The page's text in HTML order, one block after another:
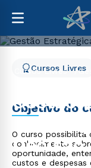
Cursos Livres
Gestão
Custos
Decisão
Cursos Livres
Objetivo do
O curso possibilita
conhecimento
oportunidade,
custos e despesas